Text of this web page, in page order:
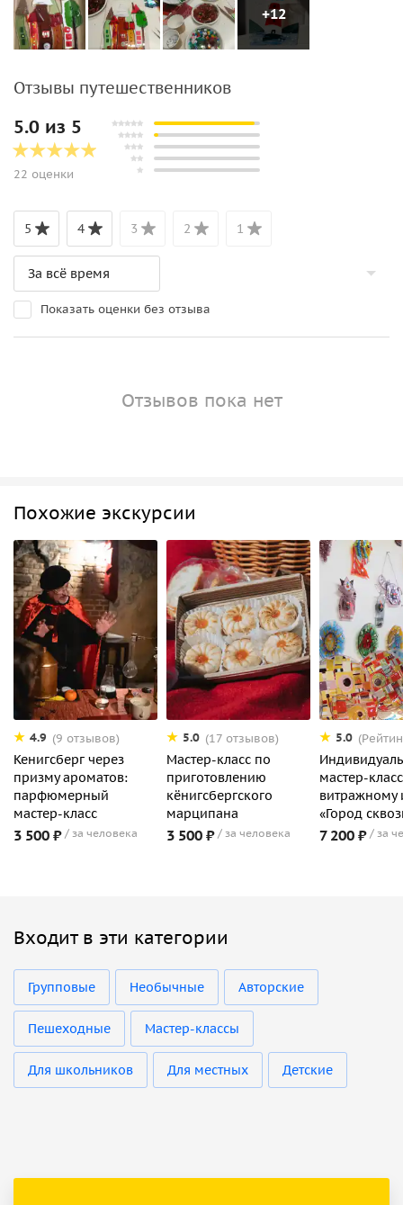
+12
Отзывы путешественников
5.0 из 5
22 оценки
5 4 3 2 1
Показать оценки без отзыва
Отзывов пока нет
Похожие экскурсии
4.9 (9 отзывов)
Кенигсберг через
призму ароматов:
парфюмерный
мастер-класс
3 500 ₽ за человека
5.0 (17 отзывов)
Мастер-класс по
приготовлению
кёнигсбергского
марципана
3 500 ₽ за человека
5.0
мастер-
витражному
«Город
7 200 ₽ за
Входит в эти категории
Групповые Необычные Авторские
Пешеходные Мастер-классы
Для школьников Для местных Детские